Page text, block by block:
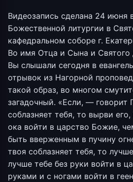
Видеозапись сделана 24 июня
Божественной литургии в
кафедральном соборе г.
Во имя Отца и Сына и Святого
Вы слышали сегодня в
отрывок из Нагорной
такой образ, во многом
загадочный. «Если, — говорит
соблазняет тебя, то вырви
ока войти в царство Божие,
быть вверженным в пучину
твоя соблазняет тебя, то
лучше тебе без руки войти в
руками и с ногами войти в